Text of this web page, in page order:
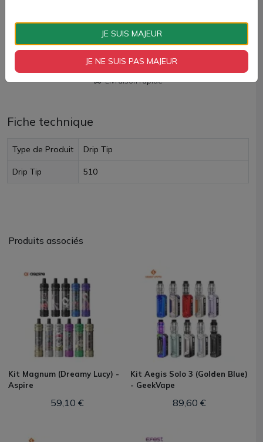
AJOUTER À MON PANIER
Paiement 100% sécurisé
Livraison rapide
Fiche technique
Type de Produit Drip Tip
Drip Tip 510
Produits associés
Kit Magnum (Dreamy Lucy) -
Aspire
59,10 €
Kit Aegis Solo 3 (Golden Blue)
- GeekVape
89,60 €
JE SUIS MAJEUR
JE NE SUIS PAS MAJEUR